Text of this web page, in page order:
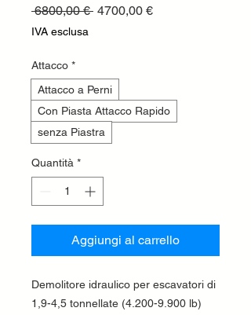
6800,00 € Prezzo
4700,00 €Prezzo
IVA esclusa
Attacco *
Attacco a Perni
Con Piasta Attacco Rapido
senza Piastra
Quantità *
Aggiungi al carrello
Demolitore idraulico per escavatori di
1,9-4,5 tonnellate (4.200-9.900 lb)